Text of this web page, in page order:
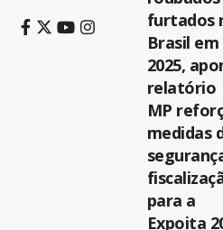
furtados
Brasil em
2025,
relatório
MP
medidas
para a
Expoita